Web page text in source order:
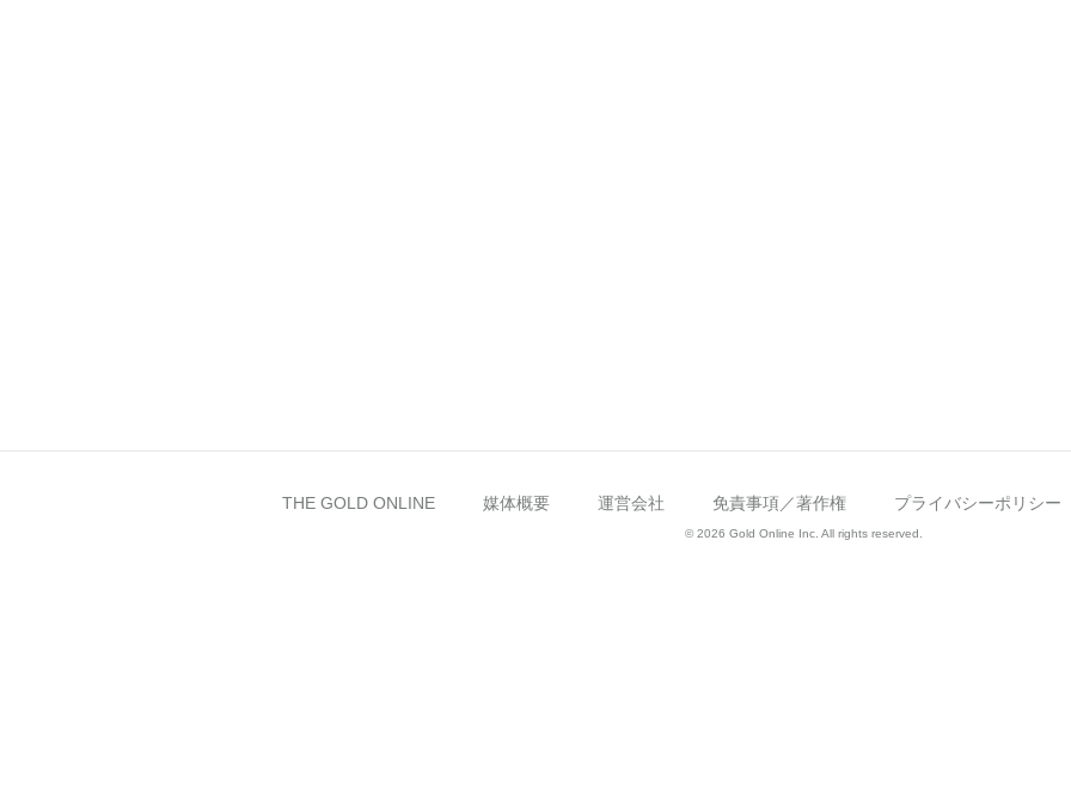
THE GOLD ONLINE 媒体概要 運営会社 免責事項／著作権 プライバシーポリシー
© 2026 Gold Online Inc. All rights reserved.